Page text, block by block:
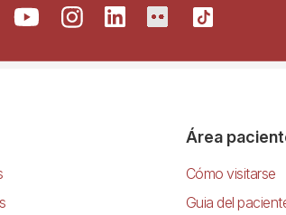
Área
Cómo visitarse
Guia del